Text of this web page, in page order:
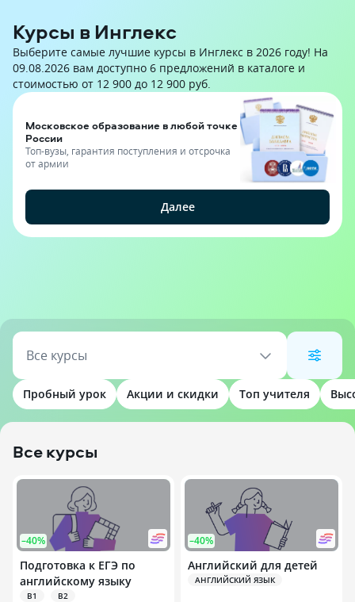
Курсы в Инглекс
Выберите самые лучшие курсы в Инглекс в 2026 году! На
09.08.2026 вам доступно 6 предложений в каталоге и
стоимостью от 12 900 до 12 900 руб.
Московское образование в любой точке
России
Топ-вузы, гарантия поступления и отсрочка
от армии
Далее
Все курсы
Пробный урок Акции и скидки Топ учителя
Все курсы
–40%
Подготовка к ЕГЭ по
английскому языку
B1
B2
–40%
Английский для детей
АНГЛИЙСКИЙ ЯЗЫК